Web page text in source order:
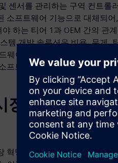
센서를 관리하는 구역 컨트롤
소프트웨어 기능으로 대체되
하는 티어 1과 OEM 간의 관
템 개발 솔루션은 비용, 무게,
웨어, 소프트웨어를 지속적으로
프트웨어 정의 차량에 대한 목
장 출시 속도
혁명은 새로운 자동차 제조업